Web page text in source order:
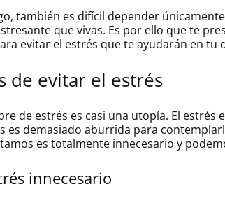
también es difícil depender
que vivas. Es por ello que te
evitar el estrés que te ayudarán en tu
de evitar el estrés
de estrés es casi una utopía. El estrés
es demasiado aburrida para
es totalmente innecesario y
innecesario